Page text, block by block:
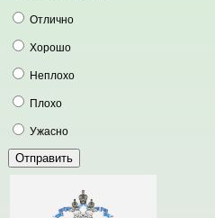
Отлично
Хорошо
Неплохо
Плохо
Ужасно